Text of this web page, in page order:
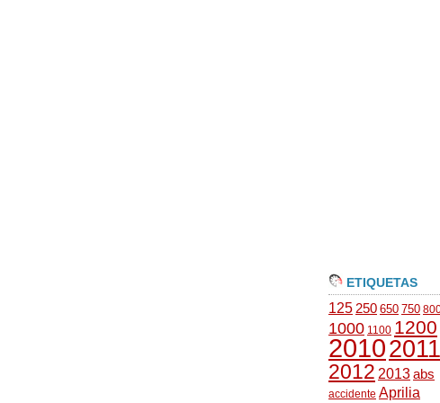
ETIQUETAS
125 250 650 750
1000 1100 1200
20102011
2012 2013abs
accidente Aprilia